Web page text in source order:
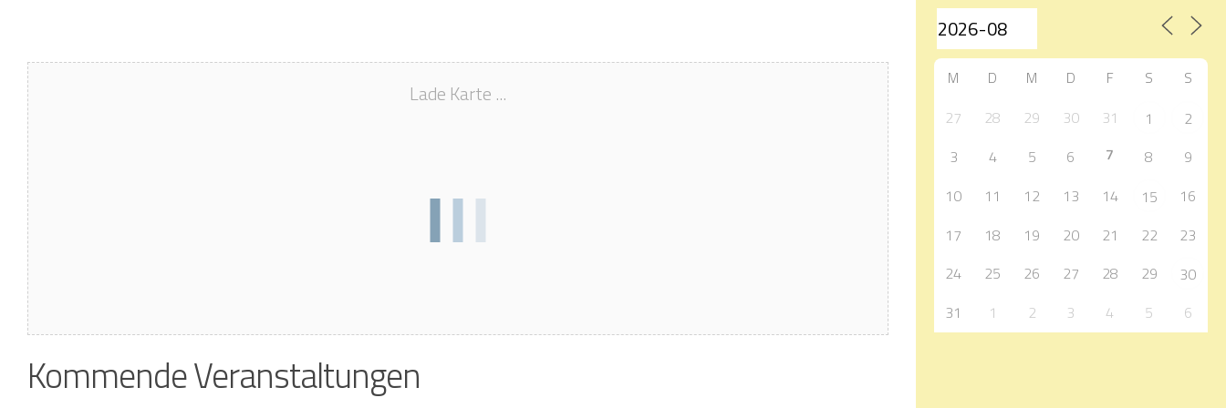
Lade Karte ...
Kommende Veranstaltungen
M D M D F S S
27 28 29 30 31 1
2
3
4 5 6 7 8
9
10
11 12 13 14 15
16
17
18 19 20 21 22
23
24
25 26 27 28 29
30
31
1 2 3 4 5 6